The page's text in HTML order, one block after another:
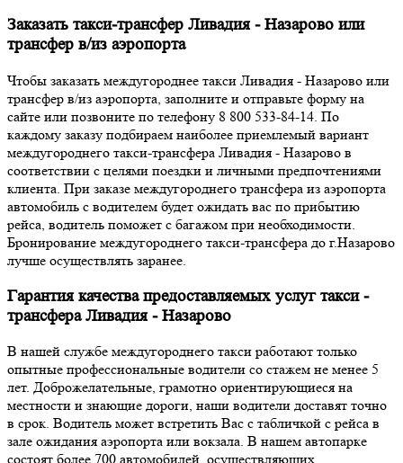
Заказать такси-трансфер Ливадия - Назарово или
трансфер в/из аэропорта
Чтобы заказать междугороднее такси Ливадия - Назарово или
трансфер в/из аэропорта, заполните и отправьте форму на
сайте или позвоните по телефону 8 800 533-84-14. По
каждому заказу подбираем наиболее приемлемый вариант
междугороднего такси-трансфера Ливадия - Назарово в
соответствии с целями поездки и личными предпочтениями
клиента. При заказе междугороднего трансфера из аэропорта
автомобиль с водителем будет ожидать вас по прибытию
рейса, водитель поможет с багажом при необходимости.
Бронирование междугороднего такси-трансфера до г.Назарово
лучше осуществлять заранее.
Гарантия качества предоставляемых услуг такси -
трансфера Ливадия - Назарово
В нашей службе междугороднего такси работают только
опытные профессиональные водители со стажем не менее 5
лет. Доброжелательные, грамотно ориентирующиеся на
местности и знающие дороги, наши водители доставят точно
в срок. Водитель может встретить Вас с табличкой с рейса в
зале ожидания аэропорта или вокзала. В нашем автопарке
состоят более 700 автомобилей, осуществляющих